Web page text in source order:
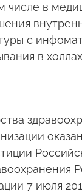
числе в
с
в
7 июля